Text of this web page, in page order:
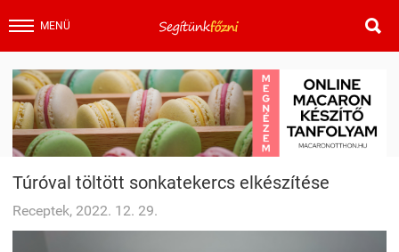
MENÜ 
Túróval töltött sonkatekercs elkészítése
Receptek, 2022. 12. 29.